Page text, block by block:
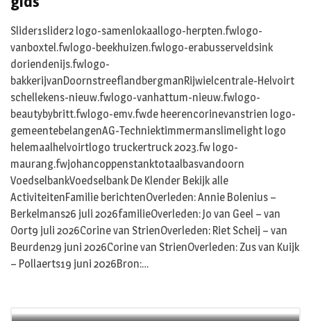
Slider1slider2 logo-samenlokaallogo-herpten.fwlogo-
vanboxtel.fwlogo-beekhuizen.fwlogo-erabusserveldsink
doriendenijs.fwlogo-
bakkerijvanDoornstreeflandbergmanRijwielcentrale-Helvoirt
schellekens-nieuw.fwlogo-vanhattum-nieuw.fwlogo-
beautybybritt.fwlogo-emv.fwde heerencorinevanstrien logo-
gemeentebelangenAG-Techniektimmermanslimelight logo
helemaalhelvoirtlogo truckertruck 2023.fw logo-
maurang.fwjohancoppenstanktotaalbasvandoorn
VoedselbankVoedselbank De Klender Bekijk alle
ActiviteitenFamilie berichtenOverleden: Annie Bolenius –
Berkelmans26 juli 2026familieOverleden: Jo van Geel – van
Oort9 juli 2026Corine van StrienOverleden: Riet Scheij – van
Beurden29 juni 2026Corine van StrienOverleden: Zus van Kuijk
– Pollaerts19 juni 2026Bron:…